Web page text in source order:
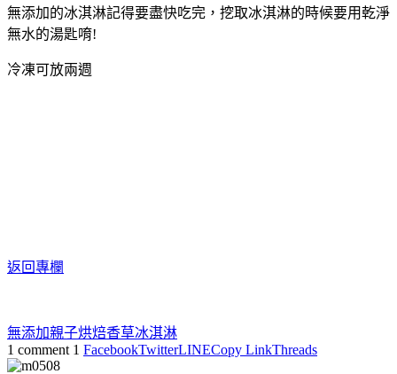
無添加的冰淇淋記得要盡快吃完，挖取冰淇淋的時候要用乾淨
無水的湯匙唷!
冷凍可放兩週
返回專欄
無添加親子烘焙香草冰淇淋
1 comment 1 FacebookTwitterLINECopy LinkThreads